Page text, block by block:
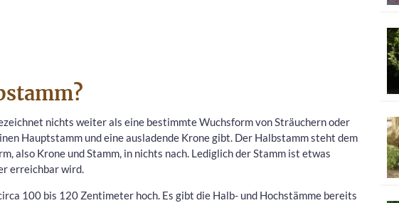
nichts weiter als eine bestimmte Wuchsform von Sträuchern oder
Hauptstamm und eine ausladende Krone gibt. Der Halbstamm steht dem
also Krone und Stamm, in nichts nach. Lediglich der Stamm ist etwas
erreichbar wird.
100 bis 120 Zentimeter hoch. Es gibt die Halb- und Hochstämme bereits